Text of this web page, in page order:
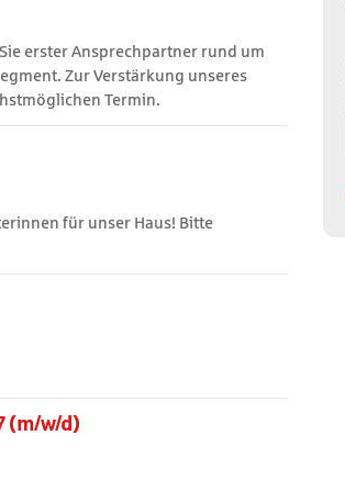
erster Ansprechpartner rund um
Zur Verstärkung unseres
Termin.
für unser Haus! Bitte
(m/w/d)